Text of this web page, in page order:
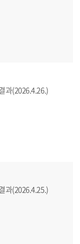
과(2026.4.26.)
과(2026.4.25.)